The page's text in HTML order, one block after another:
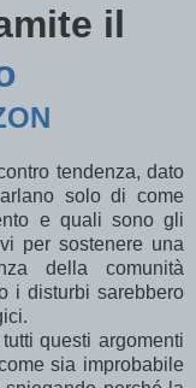
il
tendenza, dato
solo di come
e quali sono gli
per sostenere una
della comunità
i disturbi sarebbero
questi argomenti
sia improbabile